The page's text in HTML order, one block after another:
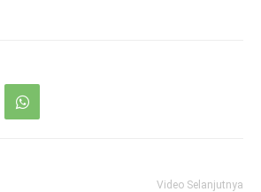
Video Selanjutnya